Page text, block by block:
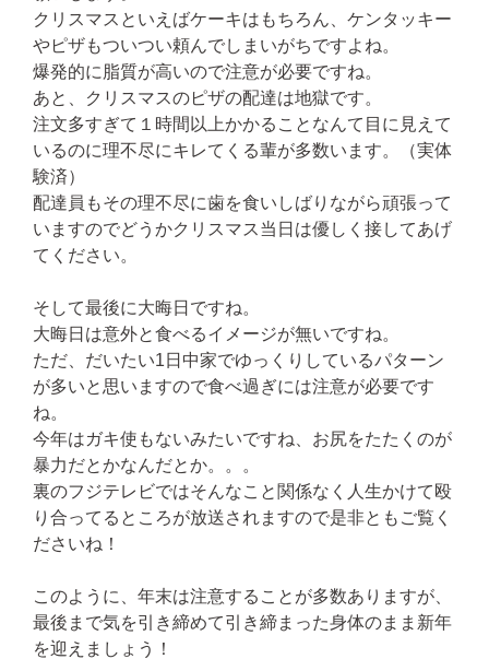
クリスマスといえばケーキはもちろん、ケンタッキー
やピザもついつい頼んでしまいがちですよね。
爆発的に脂質が高いので注意が必要ですね。
あと、クリスマスのピザの配達は地獄です。
注文多すぎて１時間以上かかることなんて目に見えて
いるのに理不尽にキレてくる輩が多数います。（実体
験済）
配達員もその理不尽に歯を食いしばりながら頑張って
いますのでどうかクリスマス当日は優しく接してあげ
てください。
そして最後に大晦日ですね。
大晦日は意外と食べるイメージが無いですね。
ただ、だいたい1日中家でゆっくりしているパターン
が多いと思いますので食べ過ぎには注意が必要です
ね。
今年はガキ使もないみたいですね、お尻をたたくのが
暴力だとかなんだとか。。。
裏のフジテレビではそんなこと関係なく人生かけて殴
り合ってるところが放送されますので是非ともご覧く
ださいね！
このように、年末は注意することが多数ありますが、
最後まで気を引き締めて引き締まった身体のまま新年
を迎えましょう！